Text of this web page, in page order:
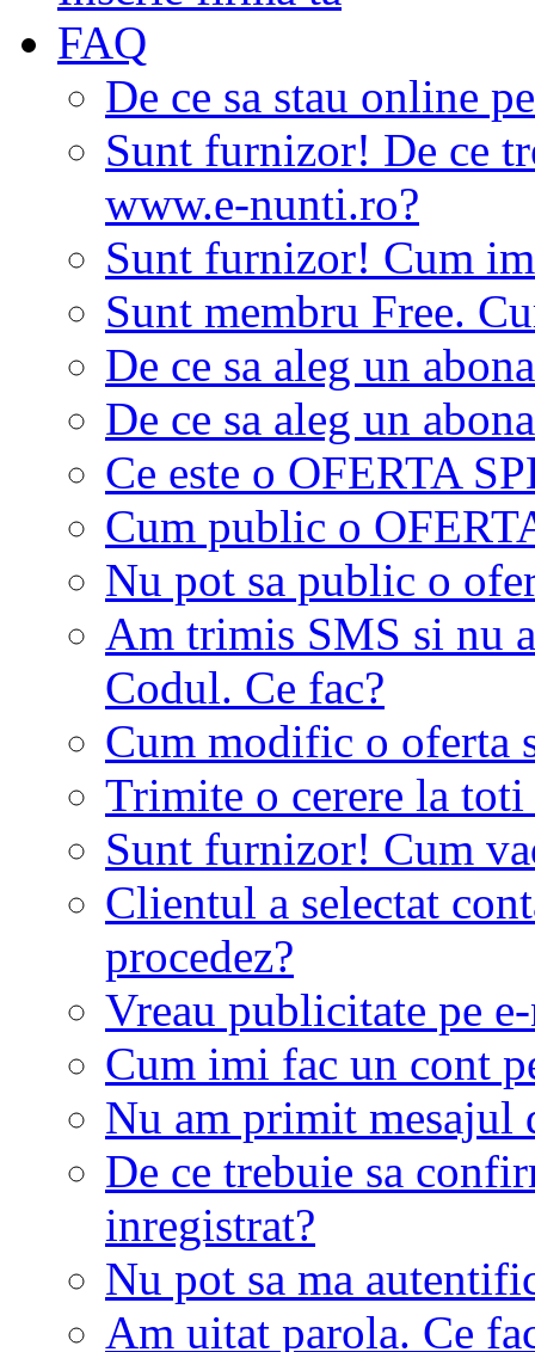
FAQ
De ce sa stau online
Sunt furnizor! De ce
www.e-nunti.ro?
Sunt furnizor! Cum
Sunt membru Free.
De ce sa aleg un
De ce sa aleg un
Ce este o OFERTA
Cum public o
Nu pot sa public o
Am trimis SMS si nu
Codul. Ce fac?
Cum modific o oferta
Trimite o cerere la
Sunt furnizor! Cum
Clientul a selectat
procedez?
Vreau publicitate pe
Cum imi fac un cont
Nu am primit mesajul
De ce trebuie sa
inregistrat?
Nu pot sa ma
Am uitat parola. Ce